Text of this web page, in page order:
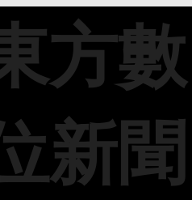
方數
新聞